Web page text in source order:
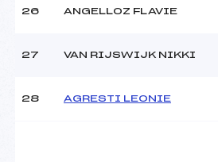
26 ANGELLOZ FLAVIE
27 VAN RIJSWIJK NIKKI
28 AGRESTI LEONIE